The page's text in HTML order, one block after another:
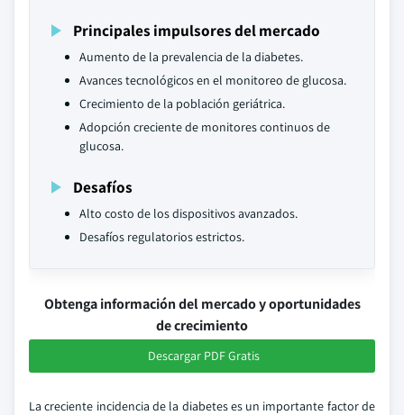
Principales impulsores del mercado
Aumento de la prevalencia de la diabetes.
Avances tecnológicos en el monitoreo de glucosa.
Crecimiento de la población geriátrica.
Adopción creciente de monitores continuos de
glucosa.
Desafíos
Alto costo de los dispositivos avanzados.
Desafíos regulatorios estrictos.
Obtenga información del mercado y oportunidades
de crecimiento
Descargar PDF Gratis
La creciente incidencia de la diabetes es un importante factor de